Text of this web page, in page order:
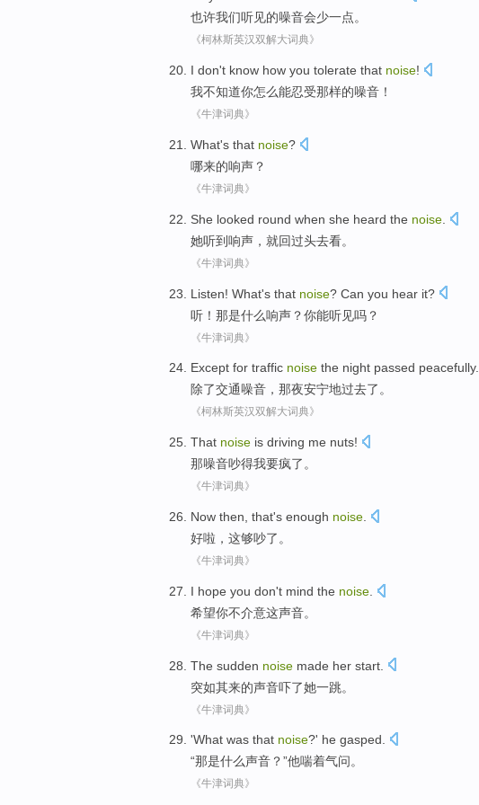
也许我们听见的噪音会少一点。
《柯林斯英汉双解大词典》
I don't know how you tolerate that noise!
我不知道你怎么能忍受那样的噪音 ！
《牛津词典》
What's that noise?
哪来的响声 ？
《牛津词典》
She looked round when she heard the noise
她听到响声 ，就回过头去看。
《牛津词典》
Listen! What's that noise? Can you hear it?
听 ！ 那是什么响声 ？你能听见吗？
《牛津词典》
Except for traffic noise the night passed peacefully.
除了交通噪音 ， 那夜安宁地过去了。
《柯林斯英汉双解大词典》
That noise is driving me nuts!
那噪音吵得我要疯了。
《牛津词典》
Now then that's enough noise
好啦， 这够吵了。
《牛津词典》
I hope you don't mind the noise
希望你不介意这声音。
《牛津词典》
The sudden noise made her start
突如其来的声音吓了她一跳。
《牛津词典》
'What was that noise?' he gasped.
“那是什么声音 ？”他喘着气问。
《牛津词典》